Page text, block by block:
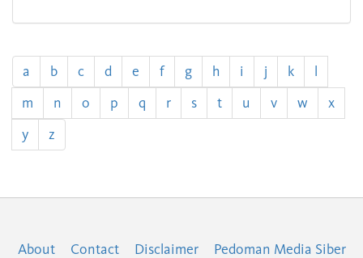
a b c d e f g h i j k
l
m
n o p q r s t u v w
x
y
z
About Contact Disclaimer Pedoman Media Siber